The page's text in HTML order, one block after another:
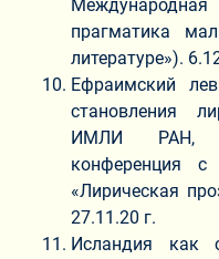
прагматика
литературе»).
Ефраимский
становления
ИМЛИ РАН,
конференция с
«Лирическая
27.11.20 г.
Исландия как